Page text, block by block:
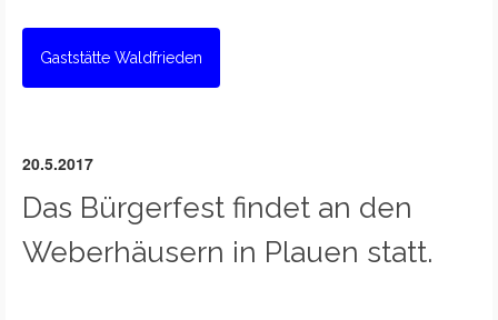
Gaststätte Waldfrieden
20.5.2017
Das Bürgerfest findet an den
Weberhäusern in Plauen statt.